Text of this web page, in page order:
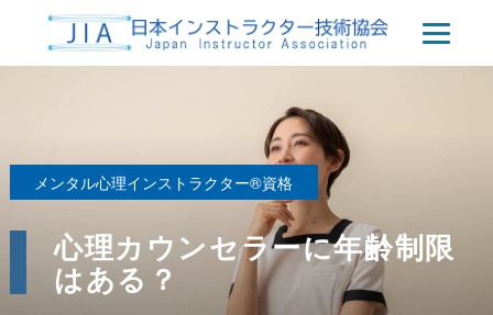
メンタル心理インストラクター®資格
心理カウンセラーに年齢制限
はある？